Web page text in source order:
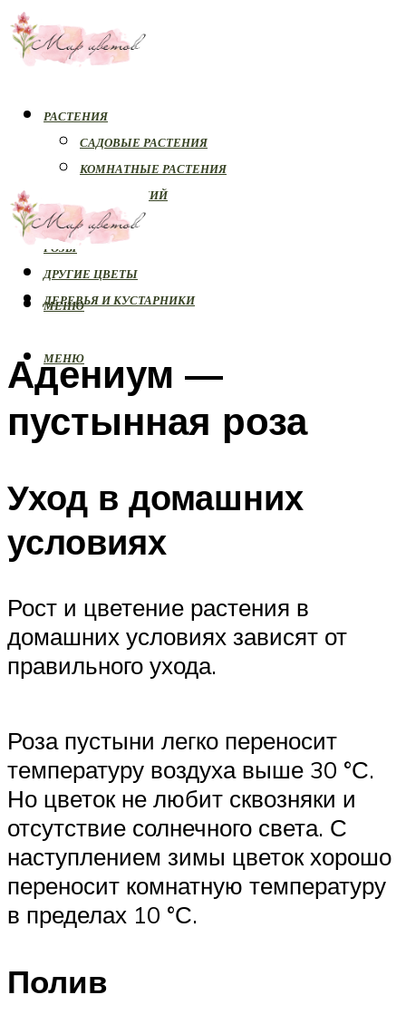
РАСТЕНИЯ
САДОВЫЕ РАСТЕНИЯ
КОМНАТНЫЕ РАСТЕНИЯ
БОЛЕЗНИ РАСТЕНИЙ
ОРХИДЕИ
РОЗЫ
ДРУГИЕ ЦВЕТЫ
ДЕРЕВЬЯ И КУСТАРНИКИ
МЕНЮ
МЕНЮ
Адениум —
пустынная роза
Уход в домашних
условиях
Рост и цветение растения в
домашних условиях зависят от
правильного ухода.
Роза пустыни легко переносит
температуру воздуха выше 30 °С.
Но цветок не любит сквозняки и
отсутствие солнечного света. С
наступлением зимы цветок хорошо
переносит комнатную температуру
в пределах 10 °С.
Полив